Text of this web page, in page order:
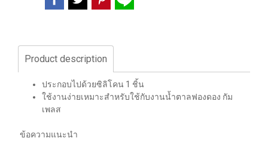
Product description
ประกอบไปด้วยซิลิโคน 1 ชิ้น
ใช้งานง่ายเหมาะสำหรับใช้กับงานน้ำตาลฟองดอง กัม
เพลส
ข้อความแนะนำ